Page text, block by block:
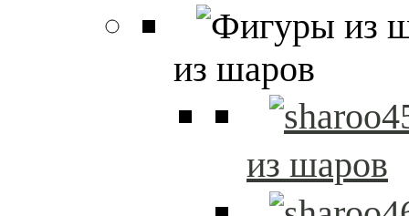
из шаров
из шаров